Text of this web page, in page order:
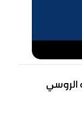
الروسي